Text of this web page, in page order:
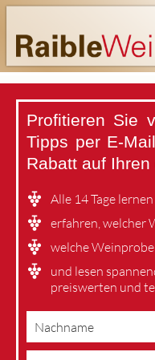
Profitieren Sie
Tipps per E-Mail
Rabatt auf
Alle 14 Tage
erfahren, welcher
welche
und lesen
preiswerten und